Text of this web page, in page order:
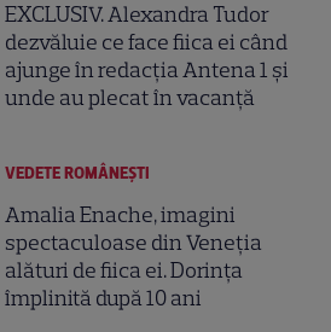
EXCLUSIV. Alexandra Tudor
dezvăluie ce face fiica ei când
ajunge în redacția Antena 1 și
unde au plecat în vacanță
VEDETE ROMÂNEŞTI
Amalia Enache, imagini
spectaculoase din Veneția
alături de fiica ei. Dorința
împlinită după 10 ani